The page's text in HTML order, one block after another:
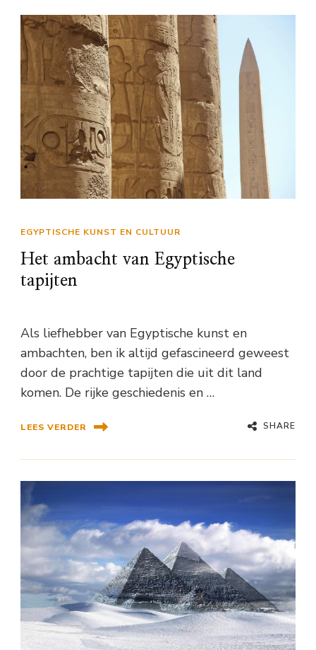
EGYPTISCHE KUNST EN CULTUUR
Het ambacht van Egyptische
tapijten
Als liefhebber van Egyptische kunst en
ambachten, ben ik altijd gefascineerd geweest
door de prachtige tapijten die uit dit land
komen. De rijke geschiedenis en …
LEES VERDER SHARE